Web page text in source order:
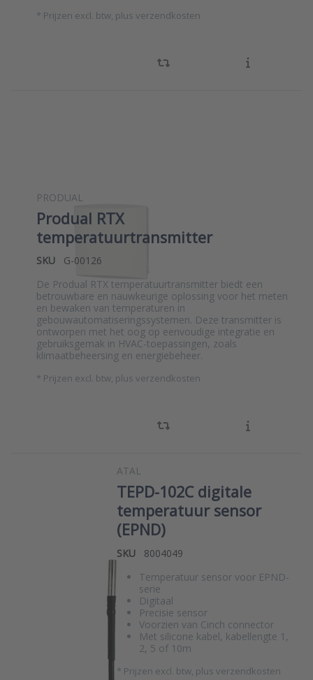
* Prijzen excl. btw, plus verzendkosten
PRODUAL
Produal RTX
temperatuurtransmitter
SKU
G-00126
De Produal RTX temperatuurtransmitter biedt een
betrouwbare en nauwkeurige oplossing voor het meten
en bewaken van temperaturen in
gebouwautomatiseringssystemen. Deze transmitter is
ontworpen met het oog op eenvoudige integratie en
gebruiksgemak in HVAC-toepassingen, zoals
klimaatbeheersing en energiebeheer.
* Prijzen excl. btw, plus verzendkosten
ATAL
TEPD-102C digitale
temperatuur sensor
(EPND)
SKU
8004049
Temperatuur sensor voor EPND-
serie
Digitaal
Precisie sensor
Voorzien van Cinch connector
Met silicone kabel, kabellengte 1,
2, 5 of 10m
* Prijzen excl. btw, plus verzendkosten